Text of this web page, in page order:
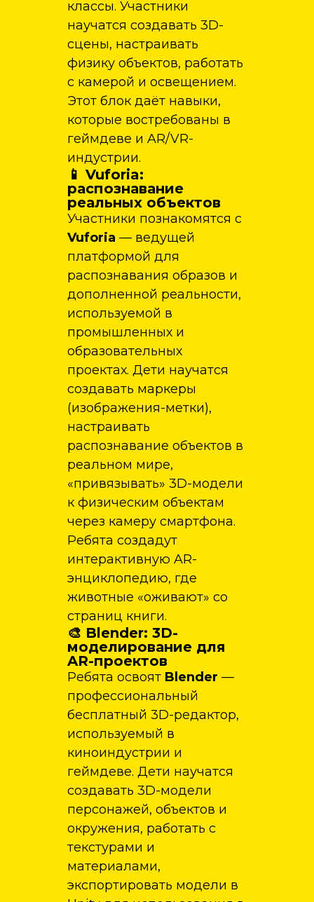
классы. Участники
научатся создавать 3D-
сцены, настраивать
физику объектов, работать
с камерой и освещением.
Этот блок даёт навыки,
которые востребованы в
геймдеве и AR/VR-
индустрии.
📱 Vuforia:
распознавание
реальных объектов
Участники познакомятся с
Vuforia — ведущей
платформой для
распознавания образов и
дополненной реальности,
используемой в
промышленных и
образовательных
проектах. Дети научатся
создавать маркеры
(изображения-метки),
настраивать
распознавание объектов в
реальном мире,
«привязывать» 3D-модели
к физическим объектам
через камеру смартфона.
Ребята создадут
интерактивную AR-
энциклопедию, где
животные «оживают» со
страниц книги.
🎨 Blender: 3D-
моделирование для
AR-проектов
Ребята освоят Blender —
профессиональный
бесплатный 3D-редактор,
используемый в
киноиндустрии и
геймдеве. Дети научатся
создавать 3D-модели
персонажей, объектов и
окружения, работать с
текстурами и
материалами,
экспортировать модели в